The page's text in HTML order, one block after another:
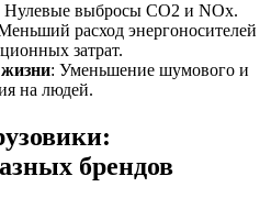
Нулевые выбросы CO2 и NOx.
расход энергоносителей
затрат.
: Уменьшение шумового и
на людей.
брендов